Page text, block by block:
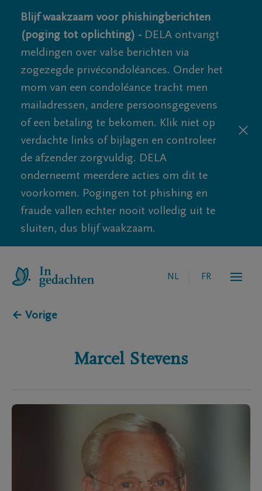
Blijf waakzaam voor phishingberichten
(poging tot oplichting) - DELA ontvangt
meldingen over valse berichten via
zogezegde privécondoléances. Onder het
mom van een condoléance tracht men
mailadressen, andere persoonsgegevens
of een betaling te bekomen. Klik niet op
verdachte links of bijlagen en controleer
de afzender zorgvuldig. DELA
onderneemt meerdere acties om dit te
voorkomen. Pogingen tot phishing en
fraude vallen echter nooit volledig uit te
sluiten, dus blijf waakzaam.
NL FR
← Vorige
Marcel Stevens